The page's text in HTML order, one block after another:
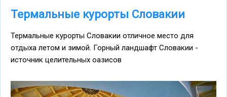
Термальные курорты Словакии
Термальные курорты Словакии отличное место для
отдыха летом и зимой. Горный ландшафт Словакии -
источник целительных оазисов